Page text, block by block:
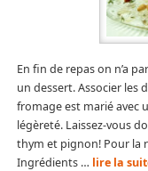
En fin de repas on n’a
un dessert. Associer les
fromage est marié avec
légèreté. Laissez-vous
thym et pignon! Pour la
Ingrédients … lire la